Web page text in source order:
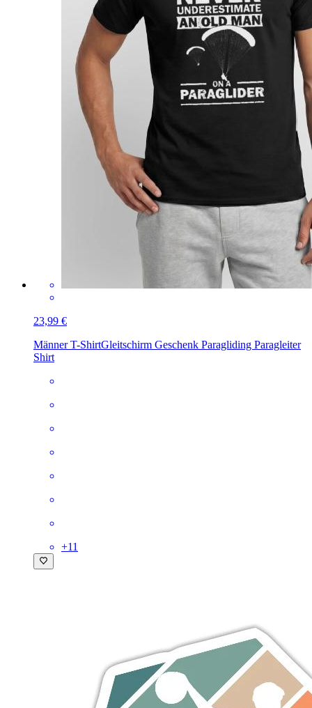
23,99 €
Männer T-ShirtGleitschirm Geschenk Paragliding Paragleiter
Shirt
+11